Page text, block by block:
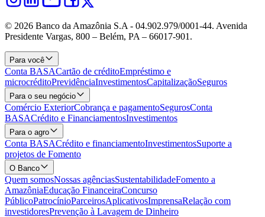
© 2026 Banco da Amazônia S.A - 04.902.979/0001‐44. Avenida
Presidente Vargas, 800 – Belém, PA – 66017-901.
Para você
Conta BASACartão de créditoEmpréstimo e
microcréditoPrevidênciaInvestimentosCapitalizaçãoSeguros
Para o seu negócio
Comércio ExteriorCobrança e pagamentoSegurosConta
BASACrédito e FinanciamentosInvestimentos
Para o agro
Conta BASACrédito e financiamentoInvestimentosSuporte a
projetos de Fomento
O Banco
Quem somosNossas agênciasSustentabilidadeFomento a
AmazôniaEducação FinanceiraConcurso
PúblicoPatrocínioParceirosAplicativosImprensaRelação com
investidoresPrevenção à Lavagem de Dinheiro